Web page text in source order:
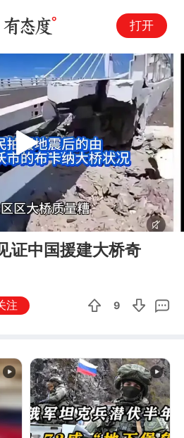
打开
06:44
Play
证中国援建大桥奇
注 9